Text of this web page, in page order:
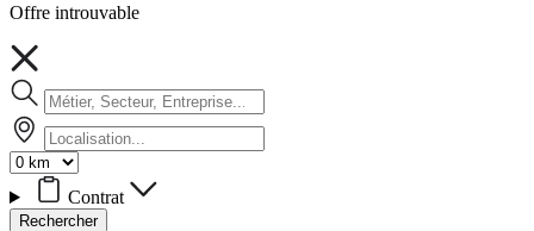
Offre introuvable
Contrat
Rechercher